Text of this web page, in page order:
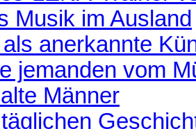
Musik im Ausland
anerkannte
jemanden vom
Männer